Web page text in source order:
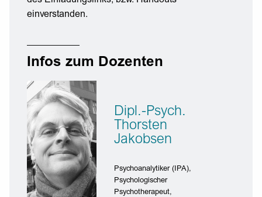
einverstanden.
Infos zum Dozenten
Dipl.-Psych.
Thorsten
Jakobsen
Psychoanalytiker (IPA),
Psychologischer
Psychotherapeut,